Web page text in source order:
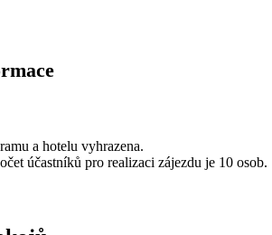
a hotelu vyhrazena.
účastníků pro realizaci zájezdu je 10 osob.